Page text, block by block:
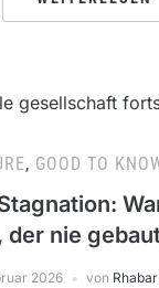
, GOOD TO
der nie
2026 von